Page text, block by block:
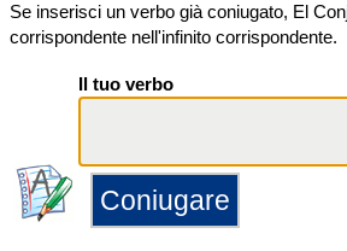
Se inserisci un verbo già coniugato, El
corrispondente nell'infinito corrispondente.
Il tuo verbo